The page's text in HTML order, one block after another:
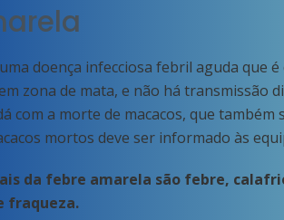
doença infecciosa febril aguda que
zona de mata, e não há transmissão
com a morte de macacos, que
mortos deve ser informado às
da febre amarela são febre,
fraqueza.